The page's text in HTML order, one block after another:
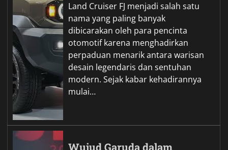
Land Cruiser FJ menjadi salah satu
nama yang paling banyak
dibicarakan oleh para pencinta
otomotif karena menghadirkan
perpaduan menarik antara warisan
desain legendaris dan sentuhan
modern. Sejak kabar kehadirannya
mulai…